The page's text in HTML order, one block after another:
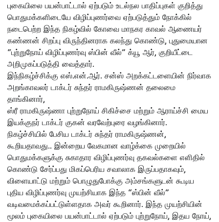
புகையிலை பயன்பாட்டால் ஏற்படும் உடல்நல பாதிப்புகள் குறித்து
பொதுமக்களிடையே விழிப்புணர்வை ஏற்படுத்தும் நோக்கில்
நடைபெற்ற இந்த நிகழ்வில் கோவை மாநகர காவல் ஆணையர்
கண்ணன் சிறப்பு விருந்தினராக கலந்து கொண்டு, புதுமையான
“புற்றுநோய் விழிப்புணர்வு ஸ்பின் வீல்” க்யூ ஆர், குறியீட்டை
அறிமுகப்படுத்தி வைத்தார்.
இந்நிகழ்ச்சிக்கு எஸ்.என்.ஆர். சன்ஸ் அறக்கட்டளையின் நிர்வாக
அறங்காவலர் டாக்டர் சுந்தர் ராமகிருஷ்ணன் தலைமை
தாங்கினார்,
ஸ்ரீ ராமகிருஷ்ணா புற்றுநோய் சிகிச்சை மற்றும் ஆராய்ச்சி மைய
இயக்குநர் டாக்டர் குகன் வரவேற்புரை வழங்கினார்.
நிகழ்ச்சியில் பேசிய டாக்டர் சுந்தர் ராமகிருஷ்ணன்,
கூறியதாவது.. இன்றைய வேகமான வாழ்க்கை முறையில்
பொதுமக்களுக்கு சுகாதார விழிப்புணர்வு தகவல்களை எளிதில்
கொண்டு சேர்ப்பது மிகப்பெரிய சவாலாக இருப்பதாகவும்,
விளையாட்டு மற்றும் பொழுதுபோக்கு அம்சங்களுடன் கூடிய
புதிய விழிப்புணர்வு முயற்சியாக இந்த “ஸ்பின் வீல்”
வடிவமைக்கப்பட்டுள்ளதாக அவர் கூறினார். இந்த முயற்சியின்
மூலம் புகையிலை பயன்பாட்டால் ஏற்படும் புற்றுநோய், இதய நோய்,